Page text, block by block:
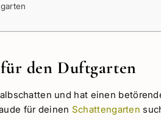
den Duftgarten
und hat einen
für deinen Schattengarten